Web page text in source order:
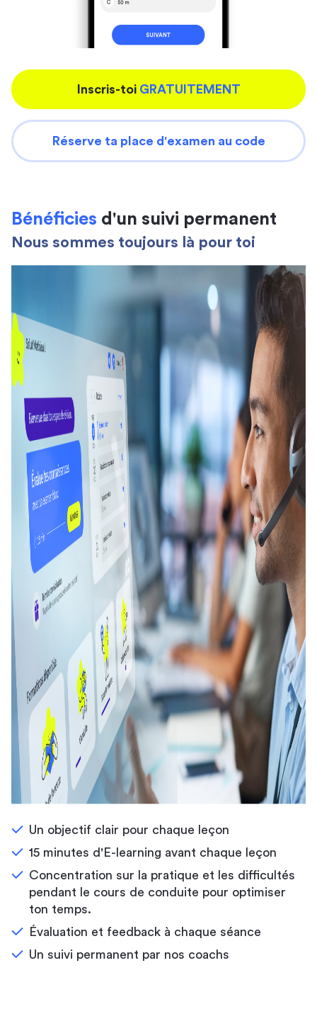
Inscris-toi GRATUITEMENT
Réserve ta place d'examen au code
Bénéficies d'un suivi permanent
Nous sommes toujours là pour toi
Un objectif clair pour chaque leçon
15 minutes d'E-learning avant chaque leçon
Concentration sur la pratique et les difficultés
pendant le cours de conduite pour optimiser
ton temps.
Évaluation et feedback à chaque séance
Un suivi permanent par nos coachs